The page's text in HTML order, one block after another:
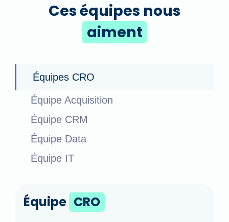
Ces équipes nous
aiment
Équipes CRO
Équipe Acquisition
Équipe CRM
Équipe Data
Équipe IT
Équipe CRO